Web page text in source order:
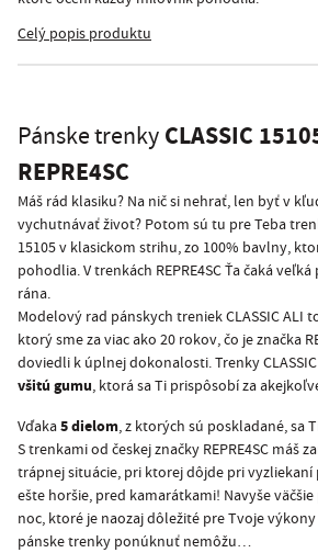
Celý popis produktu
Pánske trenky CLASSIC
REPRE4SC
Máš rád klasiku? Na nič si nehrať, len byť v
vychutnávať život? Potom sú tu pre Teba
15105 v klasickom strihu, zo 100% bavlny,
pohodlia. V trenkách REPRE4SC Ťa čaká
rána.
Modelový rad pánskych treniek CLASSIC ALI
ktorý sme za viac ako 20 rokov, čo je značka
doviedli k úplnej dokonalosti. Trenky
všitú gumu, ktorá sa Ti prispôsobí za
Vďaka5 dielom, z ktorých sú poskladané, sa
S trenkami od českej značky REPRE4SC máš
trápnej situácie, pri ktorej dôjde pri
ešte horšie, pred kamarátkami! Navyše
noc, ktoré je naozaj dôležité pre Tvoje
pánske trenky ponúknuť nemôžu…